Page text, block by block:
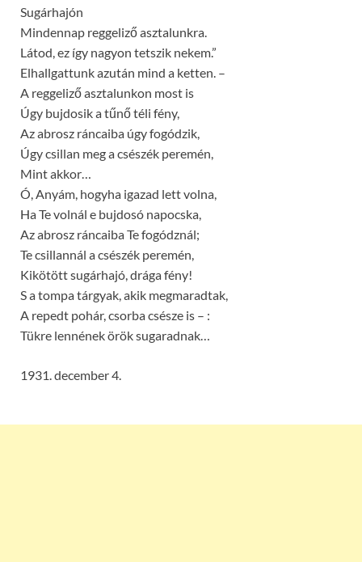
Sugárhajón
Mindennap reggeliző asztalunkra.
Látod, ez így nagyon tetszik nekem.”
Elhallgattunk azután mind a ketten. –
A reggeliző asztalunkon most is
Úgy bujdosik a tűnő téli fény,
Az abrosz ráncaiba úgy fogódzik,
Úgy csillan meg a csészék peremén,
Mint akkor…
Ó, Anyám, hogyha igazad lett volna,
Ha Te volnál e bujdosó napocska,
Az abrosz ráncaiba Te fogódznál;
Te csillannál a csészék peremén,
Kikötött sugárhajó, drága fény!
S a tompa tárgyak, akik megmaradtak,
A repedt pohár, csorba csésze is – :
Tükre lennének örök sugaradnak…
1931. december 4.